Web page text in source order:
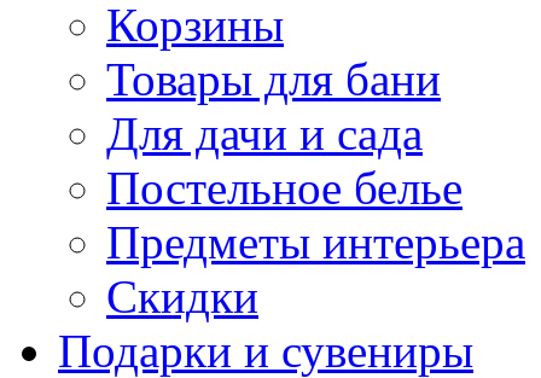
Корзины
Товары для бани
Для дачи и сада
Постельное белье
Предметы интерьера
Скидки
Подарки и сувениры